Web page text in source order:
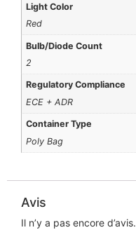
Light Color
Red
Bulb/Diode Count
2
Regulatory Compliance
ECE + ADR
Container Type
Poly Bag
Avis
Il n’y a pas encore d’avis.